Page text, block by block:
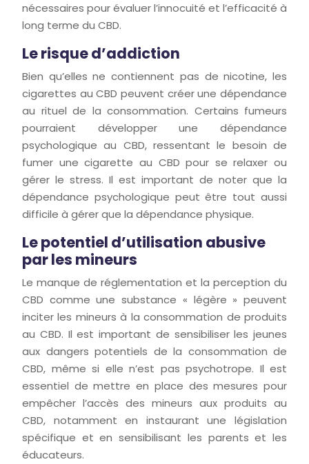
nécessaires pour évaluer l’innocuité et l’efficacité à
long terme du CBD.
Le risque d’addiction
Bien qu’elles ne contiennent pas de nicotine, les
cigarettes au CBD peuvent créer une dépendance
au rituel de la consommation. Certains fumeurs
pourraient développer une dépendance
psychologique au CBD, ressentant le besoin de
fumer une cigarette au CBD pour se relaxer ou
gérer le stress. Il est important de noter que la
dépendance psychologique peut être tout aussi
difficile à gérer que la dépendance physique.
Le potentiel d’utilisation abusive
par les mineurs
Le manque de réglementation et la perception du
CBD comme une substance « légère » peuvent
inciter les mineurs à la consommation de produits
au CBD. Il est important de sensibiliser les jeunes
aux dangers potentiels de la consommation de
CBD, même si elle n’est pas psychotrope. Il est
essentiel de mettre en place des mesures pour
empêcher l’accès des mineurs aux produits au
CBD, notamment en instaurant une législation
spécifique et en sensibilisant les parents et les
éducateurs.